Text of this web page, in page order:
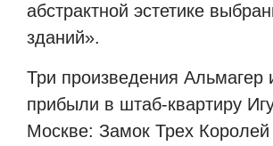
абстрактной эстетике
зданий».
Три произведения Альмагер
прибыли в штаб-квартиру
Москве: Замок Трех